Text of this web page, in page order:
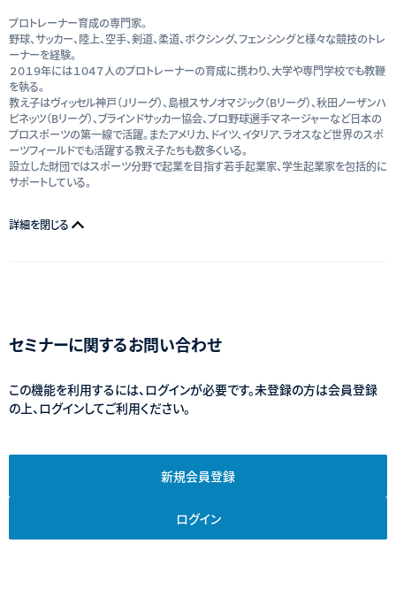
プロトレーナー育成の専門家。
野球、サッカー、陸上、空手、剣道、柔道、ボクシング、フェンシングと様々な競技のトレ
ーナーを経験。
２０１９年には１０４７人のプロトレーナーの育成に携わり、大学や専門学校でも教鞭
を執る。
教え子はヴィッセル神戸（Jリーグ）、島根スサノオマジック（Bリーグ）、秋田ノーザンハ
ピネッツ（Bリーグ）、ブラインドサッカー協会、プロ野球選手マネージャーなど日本の
プロスポーツの第一線で活躍。またアメリカ、ドイツ、イタリア、ラオスなど世界のスポ
ーツフィールドでも活躍する教え子たちも数多くいる。
設立した財団ではスポーツ分野で起業を目指す若手起業家、学生起業家を包括的に
サポートしている。
詳細を閉じる
セミナーに関するお問い合わせ
この機能を利用するには、ログインが必要です。未登録の方は会員登録
の上、ログインしてご利用ください。
新規会員登録
ログイン